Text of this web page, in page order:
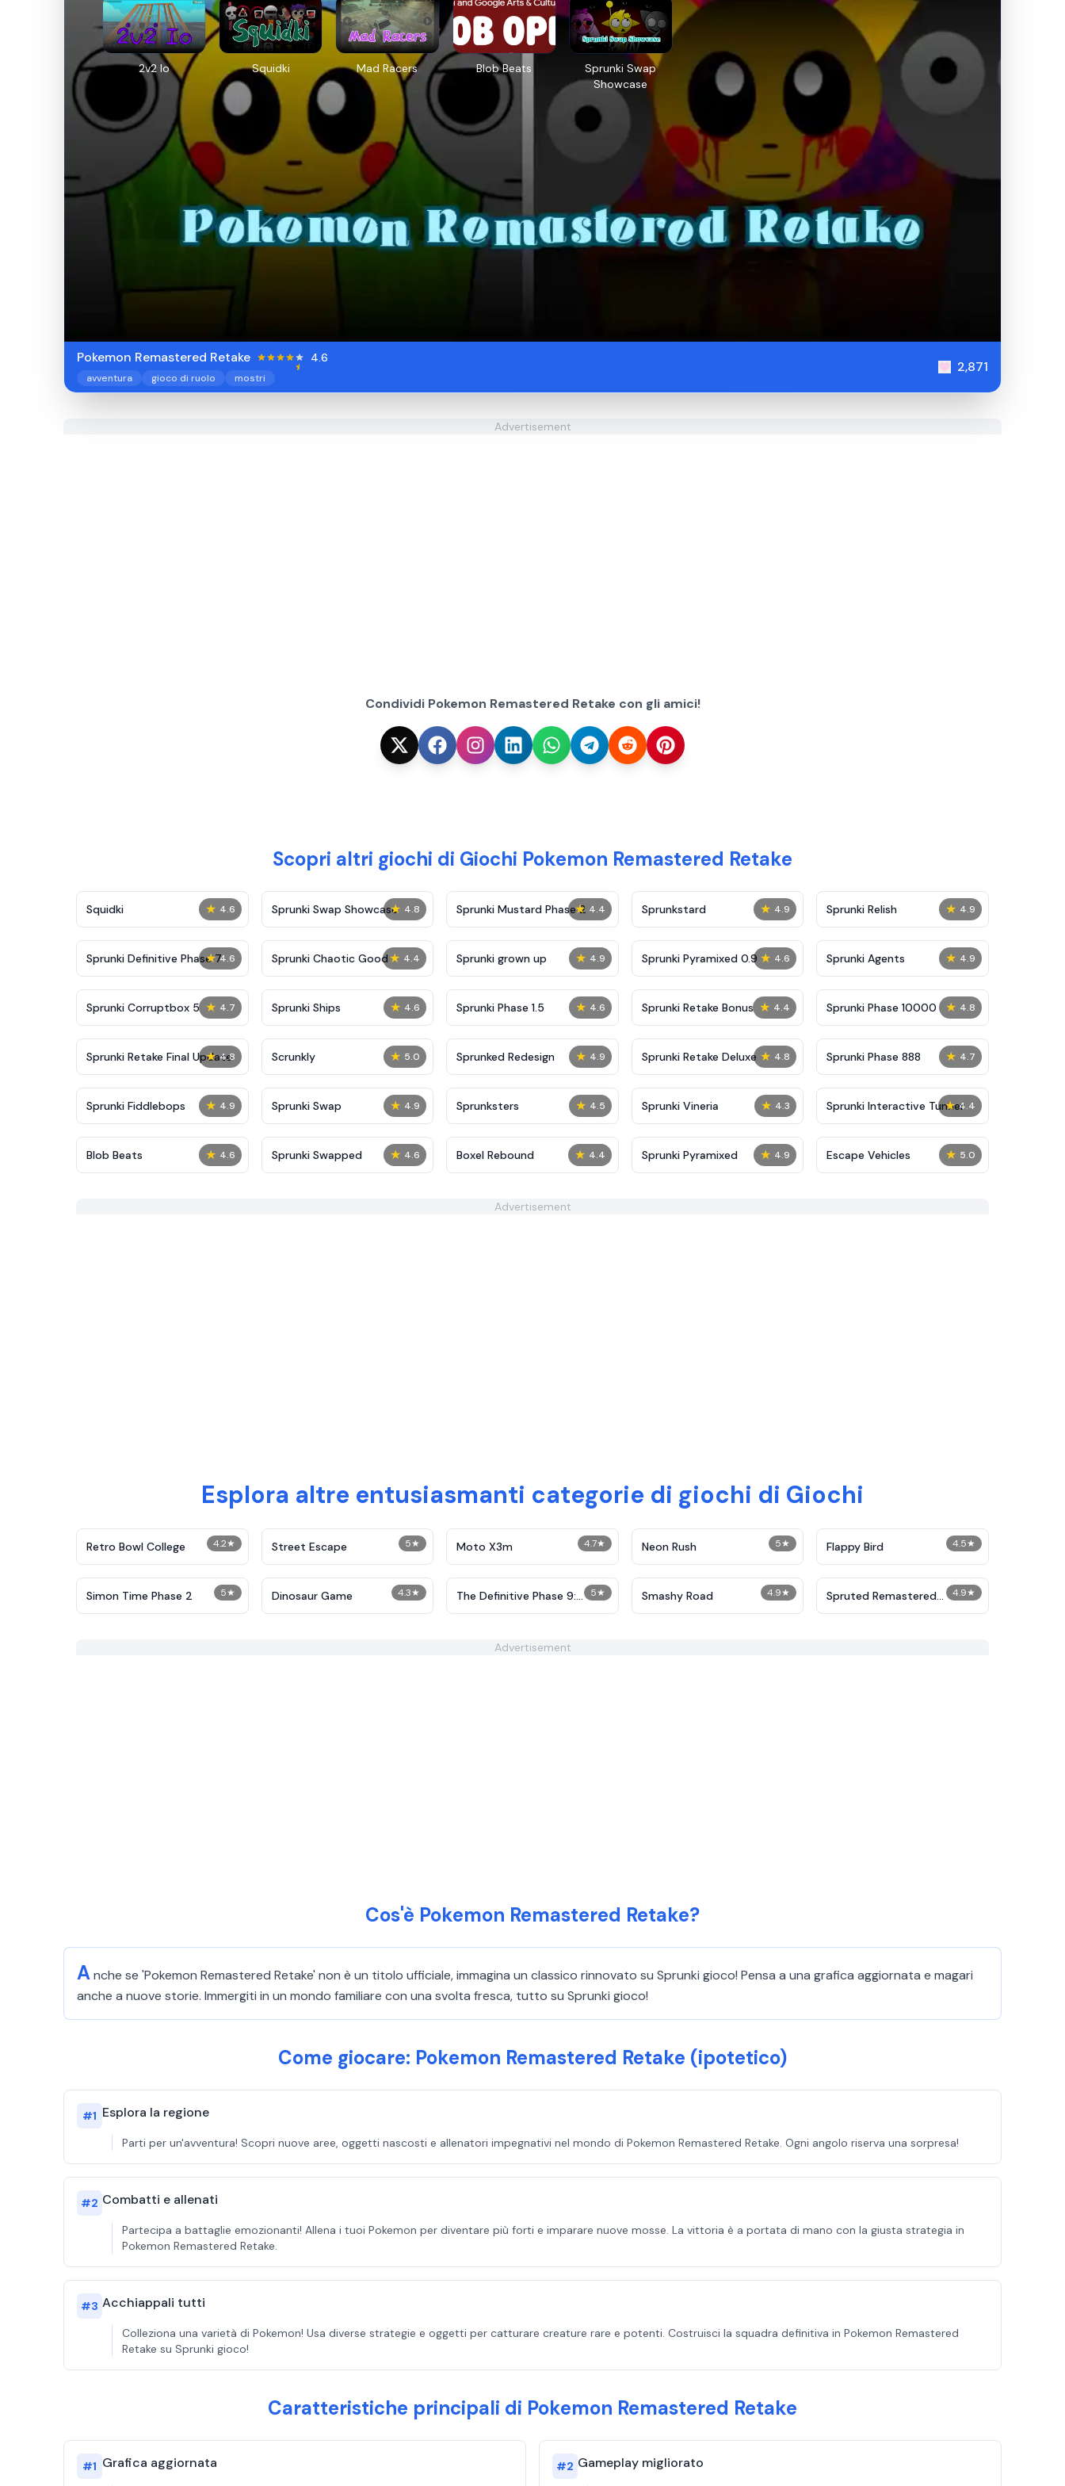
2v2 Io Squidki Mad Racers Blob Beats​
Sprunki Swap
Showcase
Pokemon Remastered Retake 4.6
avventura gioco di ruolo mostri
2,871
Advertisement
Condividi Pokemon Remastered Retake con gli amici!
Scopri altri giochi di Giochi Pokemon Remastered Retake
★ 4.6
Squidki ★ 4.8
Sprunki Swap Showcase ★ 4.4
Sprunki Mustard Phase 2 ★ 4.9
Sprunkstard ★ 4.9
Sprunki Relish
★ 4.6
Sprunki Definitive Phase 7 ★ 4.4
Sprunki Chaotic Good ★ 4.9
Sprunki grown up ★ 4.6
Sprunki Pyramixed 0.9 ★ 4.9
Sprunki Agents
★ 4.7
Sprunki Corruptbox 5 ★ 4.6
Sprunki Ships ★ 4.6
Sprunki Phase 1.5 ★ 4.4
Sprunki Retake Bonus ★ 4.8
Sprunki Phase 10000
★ 4.8
Sprunki Retake Final Update ★ 5.0
Scrunkly ★ 4.9
Sprunked Redesign ★ 4.8
Sprunki Retake Deluxe ★ 4.7
Sprunki Phase 888
★ 4.9
Sprunki Fiddlebops ★ 4.9
Sprunki Swap ★ 4.5
Sprunksters ★ 4.3
Sprunki Vineria ★ 4.4
Sprunki Interactive Tunner
★ 4.6
Blob Beats​ ★ 4.6
Sprunki Swapped ★ 4.4
Boxel Rebound ★ 4.9
Sprunki Pyramixed ★ 5.0
Escape Vehicles
Advertisement
Esplora altre entusiasmanti categorie di giochi di Giochi
4.2★
Retro Bowl College 5★
Street Escape 4.7★
Moto X3m 5★
Neon Rush 4.5★
Flappy Bird
5★
Simon Time Phase 2 4.3★
Dinosaur Game 5★
The Definitive Phase 9:
Demolition
4.9★
Smashy Road 4.9★
Spruted Remastered
Alternative Phase 2
Advertisement
Cos'è Pokemon Remastered Retake?
Anche se 'Pokemon Remastered Retake' non è un titolo ufficiale, immagina un classico rinnovato su Sprunki gioco! Pensa a una grafica aggiornata e magari
anche a nuove storie. Immergiti in un mondo familiare con una svolta fresca, tutto su Sprunki gioco!
Come giocare: Pokemon Remastered Retake (ipotetico)
#1 Esplora la regione
Parti per un'avventura! Scopri nuove aree, oggetti nascosti e allenatori impegnativi nel mondo di Pokemon Remastered Retake. Ogni angolo riserva una sorpresa!
#2 Combatti e allenati
Partecipa a battaglie emozionanti! Allena i tuoi Pokemon per diventare più forti e imparare nuove mosse. La vittoria è a portata di mano con la giusta strategia in
Pokemon Remastered Retake.
#3 Acchiappali tutti
Colleziona una varietà di Pokemon! Usa diverse strategie e oggetti per catturare creature rare e potenti. Costruisci la squadra definitiva in Pokemon Remastered
Retake su Sprunki gioco!
Caratteristiche principali di Pokemon Remastered Retake
#1 Grafica aggiornata #2 Gameplay migliorato